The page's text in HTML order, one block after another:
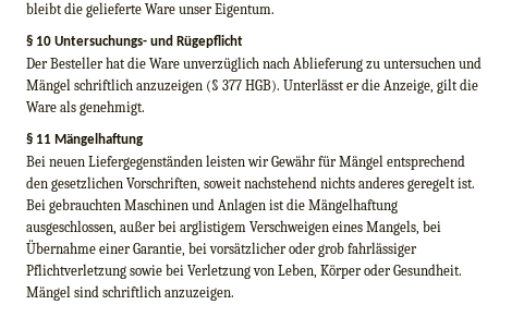
bleibt die gelieferte Ware unser Eigentum.
§ 10 Untersuchungs- und Rügepflicht
Der Besteller hat die Ware unverzüglich nach Ablieferung zu untersuchen und
Mängel schriftlich anzuzeigen (§ 377 HGB). Unterlässt er die Anzeige, gilt die
Ware als genehmigt.
§ 11 Mängelhaftung
Bei neuen Liefergegenständen leisten wir Gewähr für Mängel entsprechend
den gesetzlichen Vorschriften, soweit nachstehend nichts anderes geregelt ist.
Bei gebrauchten Maschinen und Anlagen ist die Mängelhaftung
ausgeschlossen, außer bei arglistigem Verschweigen eines Mangels, bei
Übernahme einer Garantie, bei vorsätzlicher oder grob fahrlässiger
Pflichtverletzung sowie bei Verletzung von Leben, Körper oder Gesundheit.
Mängel sind schriftlich anzuzeigen.